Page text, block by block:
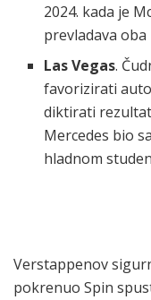
2024. kada je
prevladava oba
Las Vegas.
favorizirati
diktirati
Mercedes bio
hladnom
Verstappenov
pokrenuo Spin